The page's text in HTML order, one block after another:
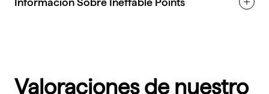
Valoraciones de nuestro